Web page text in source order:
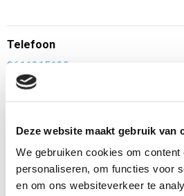
Deze website maakt gebruik van
We gebruiken cookies om content
personaliseren, om functies voor
en om ons websiteverkeer te
Telefoon
0611315139
E-mail
info@harteveldt.nl
Website
www.harteveldt.nl